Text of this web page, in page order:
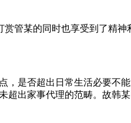
管某的同时也享受到了精
是否超出日常生活必要不
出家事代理的范畴。故韩